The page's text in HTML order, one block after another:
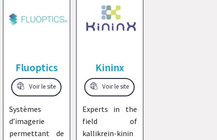
Fluoptics
Voir le site
Systèmes
d’imagerie
permettant de
Kininx
Voir le site
Experts in the
field of
kallikrein-kinin